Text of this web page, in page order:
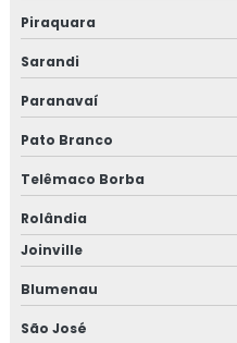
Serviço de projeto elétrico
Serviços de pcmso
Valor para elaboração de pgr
Valor para fazer ltcat
Valor de projeto de
Valor de projeto contra
Piraquara
Sarandi
Paranavaí
Pato Branco
Telêmaco Borba
Rolândia
Joinville
Blumenau
São José